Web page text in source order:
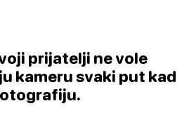
prijatelji ne vole
kameru svaki put kad